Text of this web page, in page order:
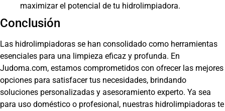
maximizar el potencial de tu hidrolimpiadora.
Conclusión
Las hidrolimpiadoras se han consolidado como herramientas
esenciales para una limpieza eficaz y profunda. En
Judoma.com, estamos comprometidos con ofrecer las mejores
opciones para satisfacer tus necesidades, brindando
soluciones personalizadas y asesoramiento experto. Ya sea
para uso doméstico o profesional, nuestras hidrolimpiadoras te